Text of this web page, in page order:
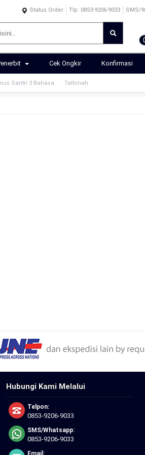
Status Order Tlp: 0853-9206-9033 SMS/
Cek Ongkir Konfirmasi
Santri 3 Bahasa Talbinah
Hubungi Kami Melalui
Telpon:
0853-9206-9033
SMS/Whatsapp:
0853-9206-9033
Email: